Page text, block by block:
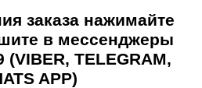
заказа нажимайте
в мессенджеры
(VIBER, TELEGRAM,
APP)